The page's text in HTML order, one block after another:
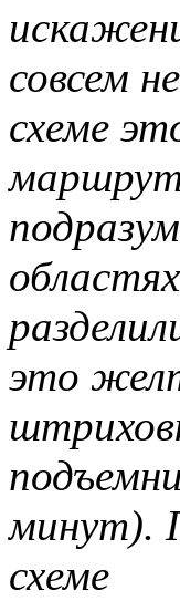
совсем
схеме
это
минут).
схеме